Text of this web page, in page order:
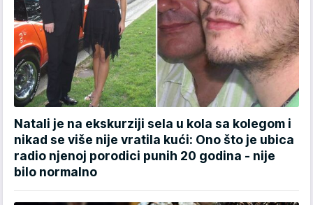
Natali je na ekskurziji sela u kola sa kolegom i
nikad se više nije vratila kući: Ono što je ubica
radio njenoj porodici punih 20 godina - nije
bilo normalno